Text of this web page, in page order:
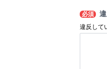
必須
違反して